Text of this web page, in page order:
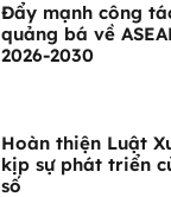
Đẩy mạnh công
quảng bá về
2026-2030
Hoàn thiện Luật
kịp sự phát triển
số